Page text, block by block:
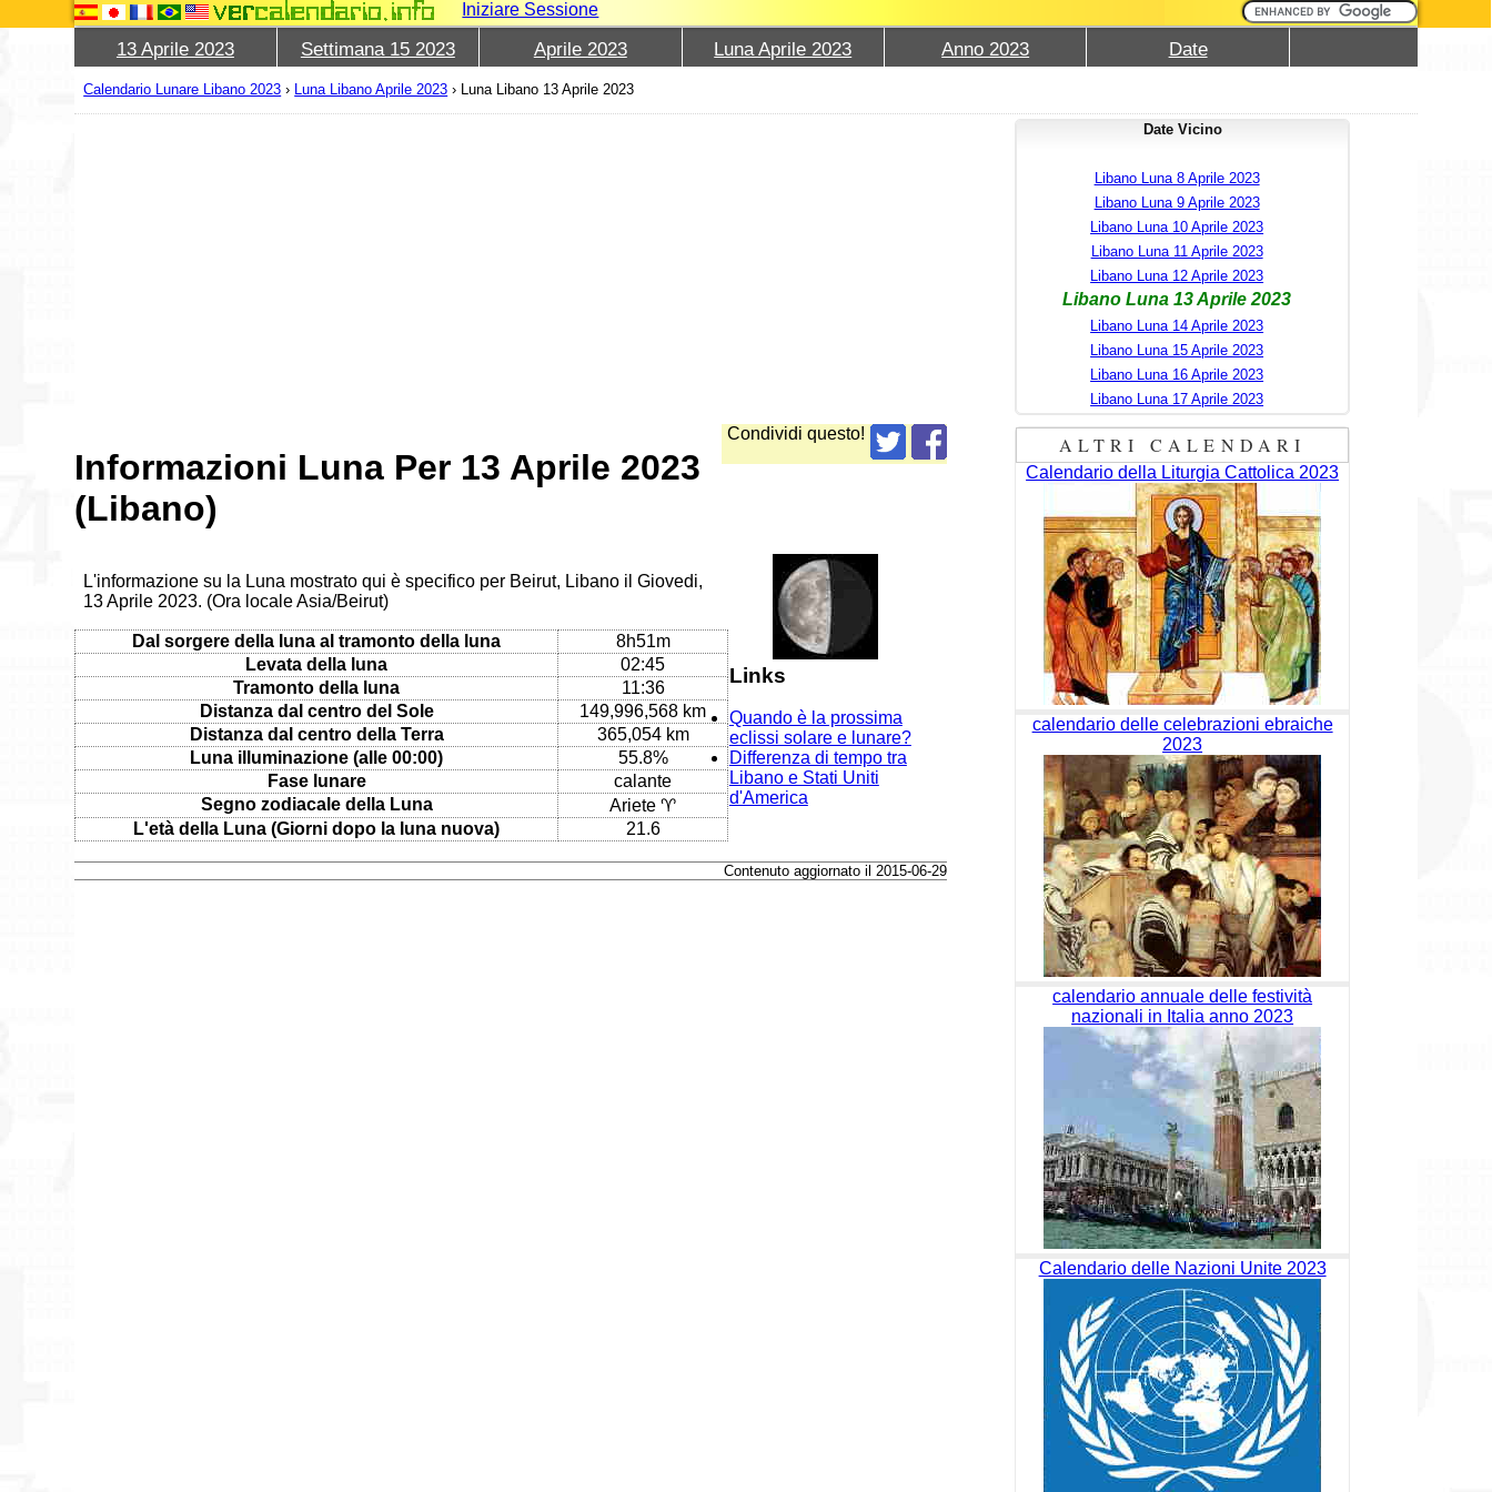
Iniziare Sessione
13 Aprile 2023 Settimana 15 2023 Aprile 2023 Luna Aprile 2023 Anno 2023 Date
Calendario Lunare Libano 2023 › Luna Libano Aprile 2023 › Luna Libano 13 Aprile 2023
Condividi questo!
Informazioni Luna Per 13 Aprile 2023
(Libano)
L'informazione su la Luna mostrato qui è specifico per Beirut, Libano il Giovedi,
13 Aprile 2023. (Ora locale Asia/Beirut)
Dal sorgere della luna al tramonto della luna
8h51m
Levata della luna
02:45
Tramonto della luna
11:36
Distanza dal centro del Sole
149,996,568 km
Distanza dal centro della Terra
365,054 km
Luna illuminazione (alle 00:00)
55.8%
Fase lunare
calante
Segno zodiacale della Luna
Ariete ♈
L'età della Luna (Giorni dopo la luna nuova)
21.6
Links
Quando è la prossima
eclissi solare e lunare?
Differenza di tempo tra
Libano e Stati Uniti
d'America
Contenuto aggiornato il 2015-06-29
Date Vicino
Libano Luna 8 Aprile 2023
Libano Luna 9 Aprile 2023
Libano Luna 10 Aprile 2023
Libano Luna 11 Aprile 2023
Libano Luna 12 Aprile 2023
Libano Luna 13 Aprile 2023
Libano Luna 14 Aprile 2023
Libano Luna 15 Aprile 2023
Libano Luna 16 Aprile 2023
Libano Luna 17 Aprile 2023
ALTRI CALENDARI
Calendario della Liturgia Cattolica 2023
calendario delle celebrazioni ebraiche
2023
calendario annuale delle festività
nazionali in Italia anno 2023
Calendario delle Nazioni Unite 2023